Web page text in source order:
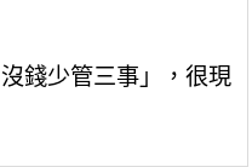
錢少管三事」，很現